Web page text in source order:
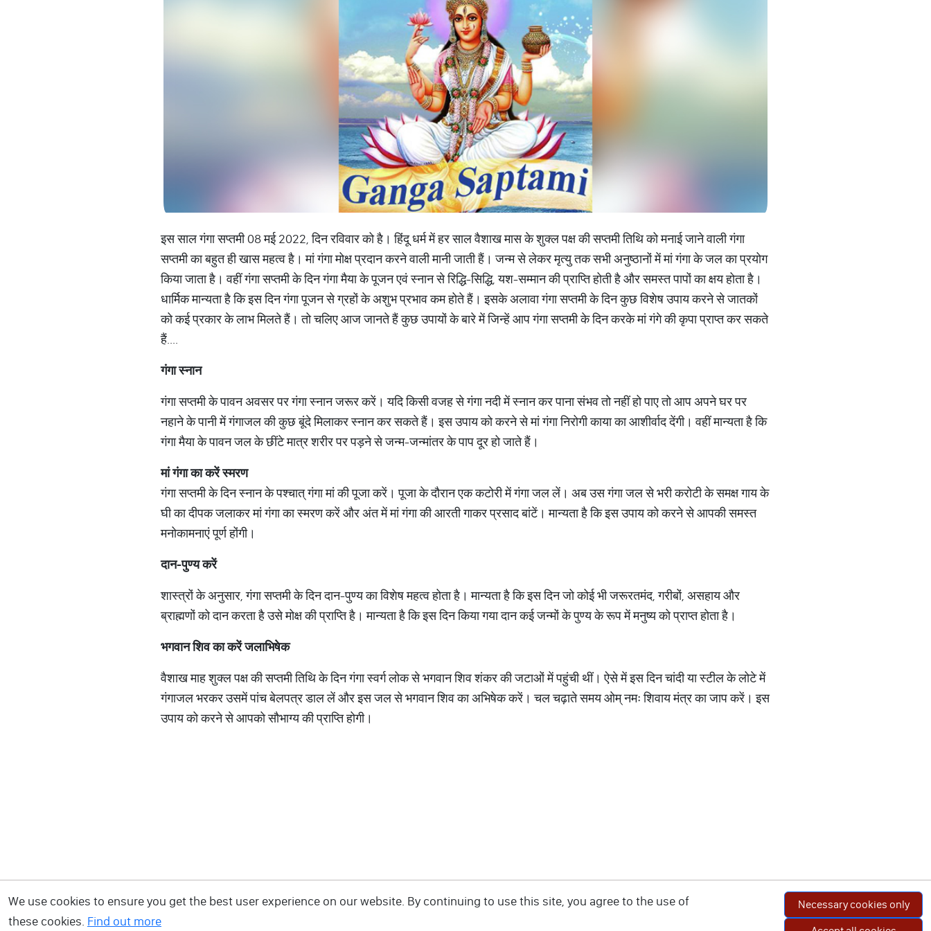
इस साल गंगा सप्तमी 08 मई 2022, दिन रविवार को है। हिंदू धर्म में हर साल वैशाख मास के शुक्ल पक्ष की सप्तमी तिथि को मनाई जाने वाली गंगा
सप्तमी का बहुत ही खास महत्व है। मां गंगा मोक्ष प्रदान करने वाली मानी जाती हैं। जन्म से लेकर मृत्यु तक सभी अनुष्ठानों में मां गंगा के जल का प्रयोग
किया जाता है। वहीं गंगा सप्तमी के दिन गंगा मैया के पूजन एवं स्नान से रिद्धि-सिद्धि, यश-सम्मान की प्राप्ति होती है और समस्त पापों का क्षय होता है।
धार्मिक मान्यता है कि इस दिन गंगा पूजन से ग्रहों के अशुभ प्रभाव कम होते हैं। इसके अलावा गंगा सप्तमी के दिन कुछ विशेष उपाय करने से जातकों
को कई प्रकार के लाभ मिलते हैं। तो चलिए आज जानते हैं कुछ उपायों के बारे में जिन्हें आप गंगा सप्तमी के दिन करके मां गंगे की कृपा प्राप्त कर सकते
हैं....
गंगास्नान
गंगा सप्तमी के पावन अवसर पर गंगा स्नान जरूर करें। यदि किसी वजह से गंगा नदी में स्नान कर पाना संभव तो नहीं हो पाए तो आप अपने घर पर
नहाने के पानी में गंगाजल की कुछ बूंदे मिलाकर स्नान कर सकते हैं। इस उपाय को करने से मां गंगा निरोगी काया का आशीर्वाद देंगी। वहीं मान्यता है कि
गंगा मैया के पावन जल के छींटे मात्र शरीर पर पड़ने से जन्म-जन्मांतर के पाप दूर हो जाते हैं।
मांगंगाकाकरेंस्मरण
गंगा सप्तमी के दिन स्नान के पश्चात् गंगा मां की पूजा करें। पूजा के दौरान एक कटोरी में गंगा जल लें। अब उस गंगा जल से भरी करोटी के समक्ष गाय के
घी का दीपक जलाकर मां गंगा का स्मरण करें और अंत में मां गंगा की आरती गाकर प्रसाद बांटें। मान्यता है कि इस उपाय को करने से आपकी समस्त
मनोकामनाएं पूर्ण होंगी।
दान-पुण्यकरें
शास्त्रों के अनुसार, गंगा सप्तमी के दिन दान-पुण्य का विशेष महत्व होता है। मान्यता है कि इस दिन जो कोई भी जरूरतमंद, गरीबों, असहाय और
ब्राह्मणों को दान करता है उसे मोक्ष की प्राप्ति है। मान्यता है कि इस दिन किया गया दान कई जन्मों के पुण्य के रूप में मनुष्य को प्राप्त होता है।
भगवानशिवकाकरेंजलाभिषेक
वैशाख माह शुक्ल पक्ष की सप्तमी तिथि के दिन गंगा स्वर्ग लोक से भगवान शिव शंकर की जटाओं में पहुंची थीं। ऐसे में इस दिन चांदी या स्टील के लोटे में
गंगाजल भरकर उसमें पांच बेलपत्र डाल लें और इस जल से भगवान शिव का अभिषेक करें। चल चढ़ाते समय ओम् नमः शिवाय मंत्र का जाप करें। इस
उपाय को करने से आपको सौभाग्य की प्राप्ति होगी।
We use cookies to ensure you get the best user experience on our website. By continuing to use this site, you agree to the use of
these cookies. Find out more
Necessary cookies only